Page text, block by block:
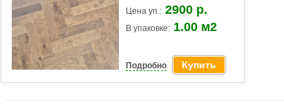
Цена уп.: 2900 р.
В упаковке: 1.00 м2
Подробно Купить